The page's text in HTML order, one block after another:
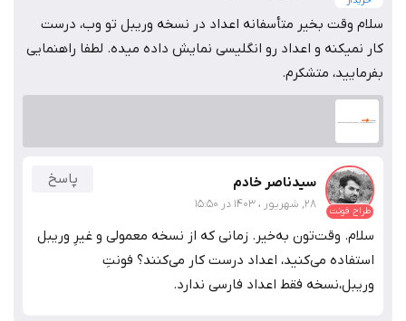
سلام وقت بخیر متأسفانه اعداد در نسخه وریبل تو وب، درست
کار نمیکنه و اعداد رو انگلیسی نمایش داده میده. لطفا راهنمایی
بفرمایید، متشکرم.
طراح فونت
سیدناصر خادم
28, شهریور ، 1403 در 15:50
پاسخ
سلام. وقت‌تون به‌خیر. زمانی که از نسخه معمولی و غیرِ وریبل
استفاده می‌کنید، اعداد درست کار می‌کنند؟ فونتِ
وریبل،نسخه فقط اعداد فارسی ندارد.